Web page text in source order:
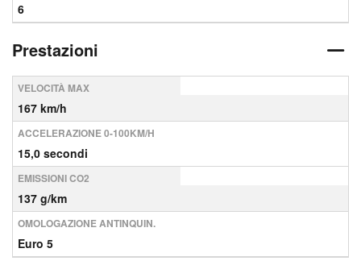
6
Prestazioni
VELOCITÀ MAX
167 km/h
ACCELERAZIONE 0-100KM/H
15,0 secondi
EMISSIONI CO2
137 g/km
OMOLOGAZIONE ANTINQUIN.
Euro 5